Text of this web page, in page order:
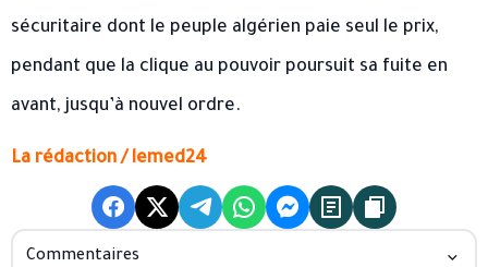
sécuritaire dont le peuple algérien paie seul le prix,
pendant que la clique au pouvoir poursuit sa fuite en
avant, jusqu’à nouvel ordre.
La rédaction / lemed24
Commentaires